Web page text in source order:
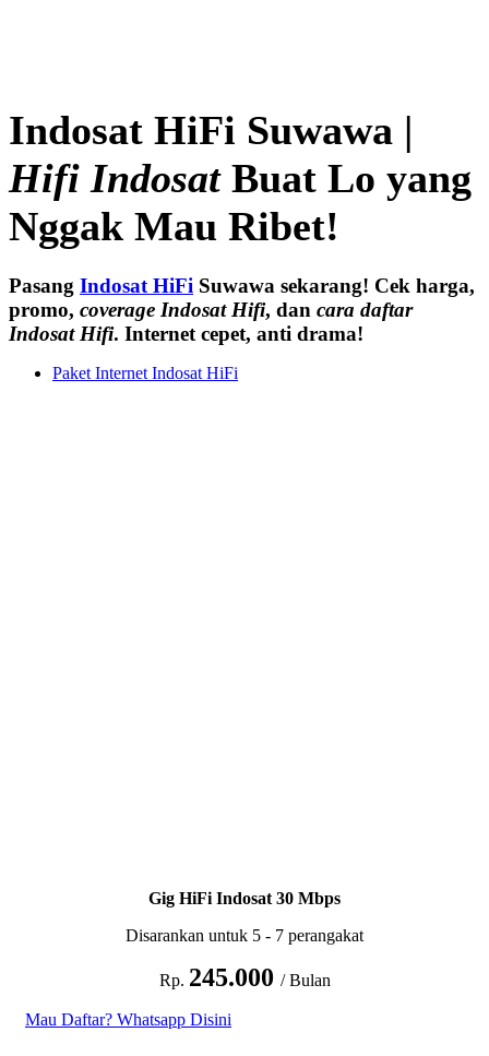
Indosat HiFi Suwawa |
Hifi IndosatBuat Lo yang
Nggak Mau Ribet!
Pasang Indosat HiFi Suwawa sekarang! Cek harga,
promo, coverage Indosat Hifi, dan cara daftar
Indosat Hifi. Internet cepet, anti drama!
Paket Internet Indosat HiFi
Gig HiFi Indosat 30 Mbps
Disarankan untuk 5 - 7 perangakat
Rp. 245.000 / Bulan
Mau Daftar? Whatsapp Disini